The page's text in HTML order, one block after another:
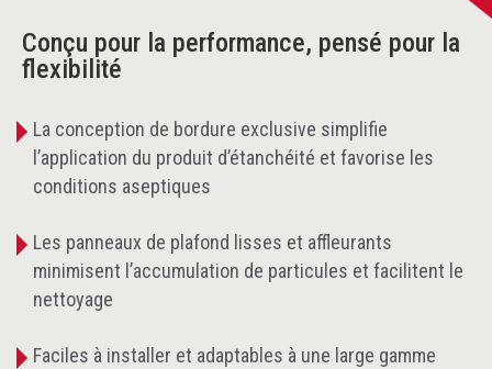
Conçu pour la performance, pensé pour la
flexibilité
La conception de bordure exclusive simplifie
l’application du produit d’étanchéité et favorise les
conditions aseptiques
Les panneaux de plafond lisses et affleurants
minimisent l’accumulation de particules et facilitent le
nettoyage
Faciles à installer et adaptables à une large gamme